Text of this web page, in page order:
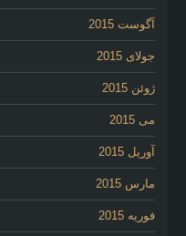
آگوست 2015
جولای 2015
ژوئن 2015
می 2015
آوریل 2015
مارس 2015
فوریه 2015